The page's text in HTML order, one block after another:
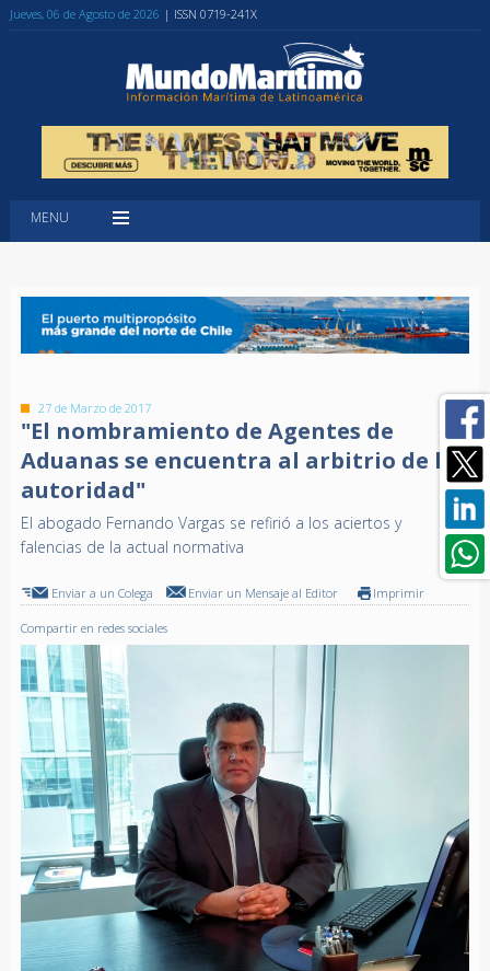
Jueves, 06 de Agosto de 2026 | ISSN 0719-241X
MENU
27 de Marzo de 2017
"El nombramiento de Agentes de
Aduanas se encuentra al arbitrio de la
autoridad"
El abogado Fernando Vargas se refirió a los aciertos y
falencias de la actual normativa
Enviar a un Colega Enviar un Mensaje al Editor Imprimir
Compartir en redes sociales